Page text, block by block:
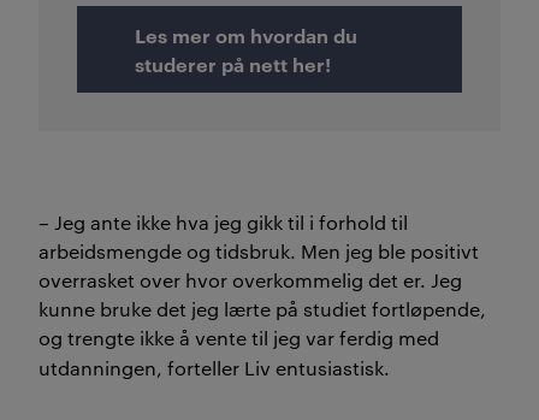
Les mer om hvordan du
studerer på nett her!
– Jeg ante ikke hva jeg gikk til i forhold til
arbeidsmengde og tidsbruk. Men jeg ble positivt
overrasket over hvor overkommelig det er. Jeg
kunne bruke det jeg lærte på studiet fortløpende,
og trengte ikke å vente til jeg var ferdig med
utdanningen, forteller Liv entusiastisk.